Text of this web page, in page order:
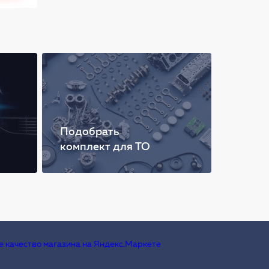
Подобрать
комплект для ТО